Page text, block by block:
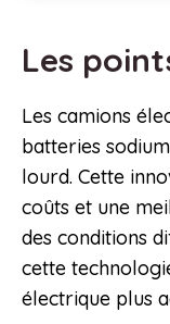
Les
Les camions
batteries
lourd. Cette
coûts et une
des conditions
cette
électrique plus